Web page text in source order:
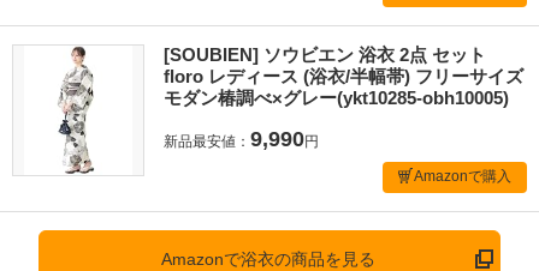
[SOUBIEN] ソウビエン 浴衣 2点 セット
floro レディース (浴衣/半幅帯) フリーサイズ
モダン椿調べ×グレー(ykt10285-obh10005)
新品最安値： 9,990円
Amazonで購入
Amazonで浴衣の商品を見る